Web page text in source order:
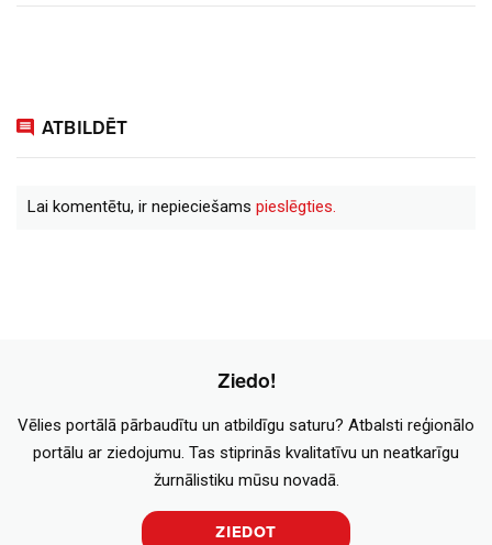
ATBILDĒT
Lai komentētu, ir nepieciešams pieslēgties.
Ziedo!
Vēlies portālā pārbaudītu un atbildīgu saturu? Atbalsti reģionālo
portālu ar ziedojumu. Tas stiprinās kvalitatīvu un neatkarīgu
žurnālistiku mūsu novadā.
ZIEDOT